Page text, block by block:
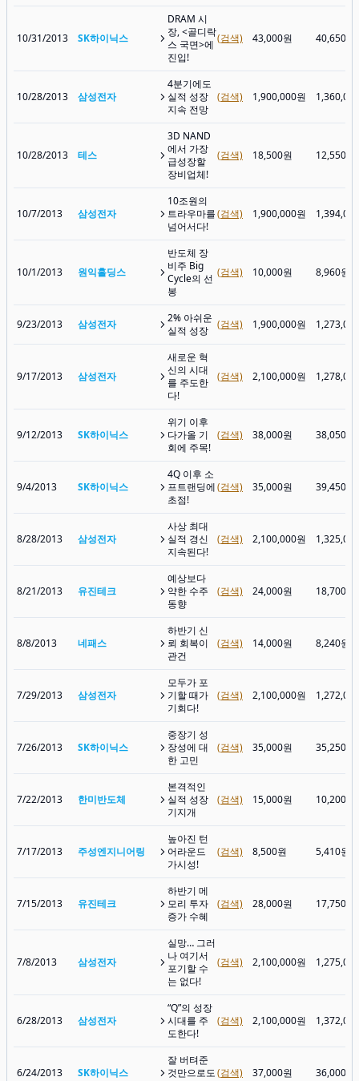
10/31/2013 SK하이닉스
DRAM 시
장, <골디락
스 국면>에
진입!
(검색) 43,000원 40,650원
10/28/2013 삼성전자
4분기에도
실적 성장
지속 전망
(검색) 1,900,000원
10/28/2013 테스
3D NAND
에서 가장
급성장할
장비업체!
(검색) 18,500원 12,550원
10/7/2013 삼성전자
10조원의
트라우마를
넘어서다!
(검색) 1,900,000원
10/1/2013 원익홀딩스
반도체 장
비주 Big
Cycle의 선
봉
(검색) 10,000원 8,960원
9/23/2013 삼성전자
2% 아쉬운
실적 성장
(검색) 1,900,000원
9/17/2013 삼성전자
새로운 혁
신의 시대
를 주도한
다!
(검색) 2,100,000원
9/12/2013 SK하이닉스
위기 이후
다가올 기
회에 주목!
(검색) 38,000원 38,050원
9/4/2013 SK하이닉스
4Q 이후 소
프트랜딩에
초점!
(검색) 35,000원 39,450원
8/28/2013 삼성전자
사상 최대
실적 경신
지속된다!
(검색) 2,100,000원
8/21/2013 유진테크
예상보다
약한 수주
동향
(검색) 24,000원 18,700원
8/8/2013 네패스
하반기 신
뢰 회복이
관건
(검색) 14,000원 8,240원
7/29/2013 삼성전자
모두가 포
기할 때가
기회다!
(검색) 2,100,000원
7/26/2013 SK하이닉스
중장기 성
장성에 대
한 고민
(검색) 35,000원 35,250원
7/22/2013 한미반도체
본격적인
실적 성장
기지개
(검색) 15,000원 10,200원
7/17/2013 주성엔지니어링
높아진 턴
어라운드
가시성!
(검색) 8,500원 5,410원
7/15/2013 유진테크
하반기 메
모리 투자
증가 수혜
(검색) 28,000원 17,750원
7/8/2013 삼성전자
실망… 그러
나 여기서
포기할 수
는 없다!
(검색) 2,100,000원
6/28/2013 삼성전자
“Q”의 성장
시대를 주
도한다!
(검색) 2,100,000원
6/24/2013 SK하이닉스
잘 버텨준
것만으로도(검색) 37,000원 36,000원